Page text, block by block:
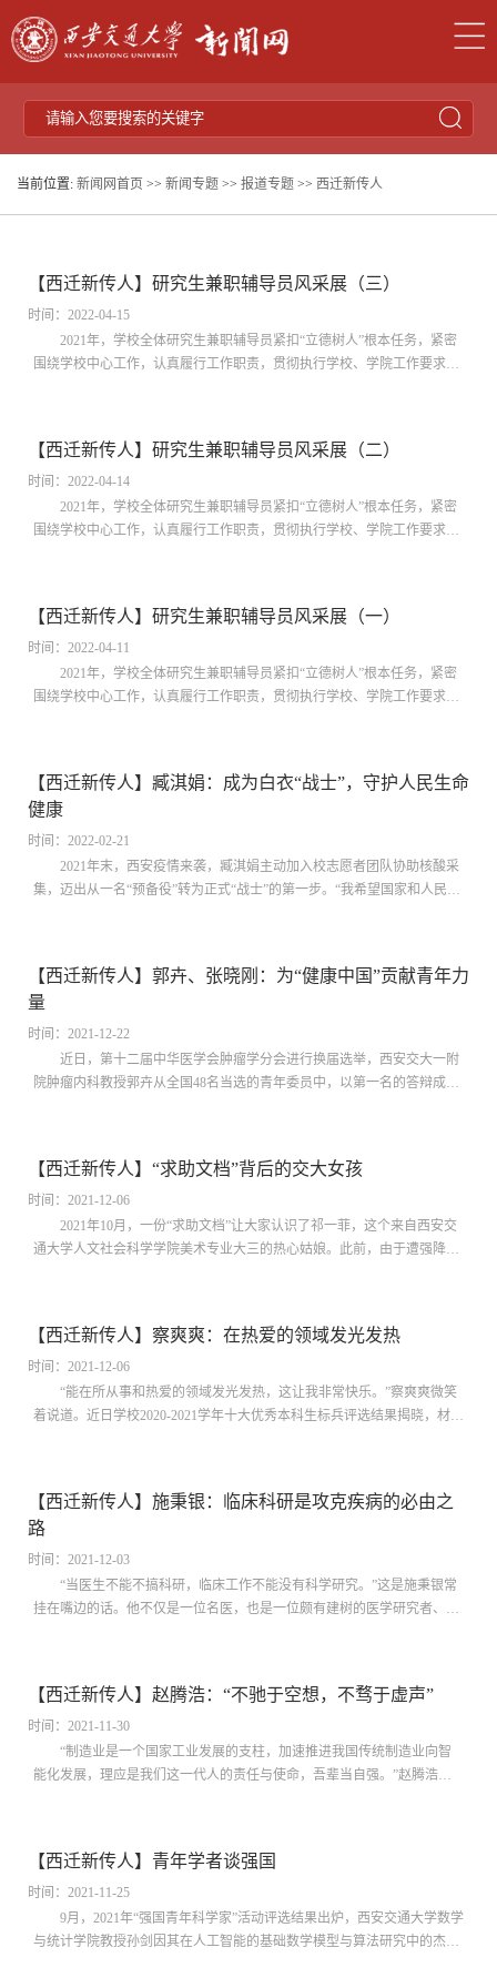
当前位置: 新闻网首页 >> 新闻专题 >> 报道专题 >> 西迁新传人
【西迁新传人】研究生兼职辅导员风采展（三）
时间：2022-04-15
2021年，学校全体研究生兼职辅导员紧扣“立德树人”根本任务，紧密
围绕学校中心工作，认真履行工作职责，贯彻执行学校、学院工作要求与
研究生兼职辅导员队伍建设，着力提升思想水平、政治觉悟和工作能力，
特展示优秀人物...
【西迁新传人】研究生兼职辅导员风采展（二）
时间：2022-04-14
2021年，学校全体研究生兼职辅导员紧扣“立德树人”根本任务，紧密
围绕学校中心工作，认真履行工作职责，贯彻执行学校、学院工作要求与
研究生兼职辅导员队伍建设，着力提升思想水平、政治觉悟和工作能力，
特展示优秀人物...
【西迁新传人】研究生兼职辅导员风采展（一）
时间：2022-04-11
2021年，学校全体研究生兼职辅导员紧扣“立德树人”根本任务，紧密
围绕学校中心工作，认真履行工作职责，贯彻执行学校、学院工作要求与
研究生兼职辅导员队伍建设，着力提升思想水平、政治觉悟和工作能力，
特展示优秀人物...
【西迁新传人】臧淇娟：成为白衣“战士”，守护人民生命
健康
时间：2022-02-21
2021年末，西安疫情来袭，臧淇娟主动加入校志愿者团队协助核酸采
集，迈出从一名“预备役”转为正式“战士”的第一步。“我希望国家和人民有
年获得规培专业第一名，46门课程超过90分，主持并参与了3项国家级大
学生创...
【西迁新传人】郭卉、张晓刚：为“健康中国”贡献青年力
量
时间：2021-12-22
近日，第十二届中华医学会肿瘤学分会进行换届选举，西安交大一附
院肿瘤内科教授郭卉从全国48名当选的青年委员中，以第一名的答辩成绩
学分会青年委员，是一附院继刘昌教授之后第二位当选的中华医学会二级
学科分会青年委员...
【西迁新传人】“求助文档”背后的交大女孩
时间：2021-12-06
2021年10月，一份“求助文档”让大家认识了祁一菲，这个来自西安交
通大学人文社会科学学院美术专业大三的热心姑娘。此前，由于遭强降雨
长。追求美、创造美“美是一种很主观的表达，每个人对于美的评判是不
一致的。”对于美...
【西迁新传人】察爽爽：在热爱的领域发光发热
时间：2021-12-06
“能在所从事和热爱的领域发光发热，这让我非常快乐。”察爽爽微笑
着说道。近日学校2020-2021学年十大优秀本科生标兵评选结果揭晓，材料
能减排与科学竞赛中分别获得国家一等奖，在大学生创新实验竞赛中获得
西北赛区一等奖...
【西迁新传人】施秉银：临床科研是攻克疾病的必由之
路
时间：2021-12-03
“当医生不能不搞科研，临床工作不能没有科学研究。”这是施秉银常
挂在嘴边的话。他不仅是一位名医，也是一位颇有建树的医学研究者、探
一等奖。“这个项目历时20余年。当初施秉银教授带领我们进行此项研
究，就是因为Gra...
【西迁新传人】赵腾浩：“不驰于空想，不骛于虚声”
时间：2021-11-30
“制造业是一个国家工业发展的支柱，加速推进我国传统制造业向智
能化发展，理应是我们这一代人的责任与使命，吾辈当自强。”赵腾浩如
化专业10门核心课程，大学前三年22门课程满绩，43门90分以上，获得
HIWIN优秀学生菁英...
【西迁新传人】青年学者谈强国
时间：2021-11-25
9月，2021年“强国青年科学家”活动评选结果出炉，西安交通大学数学
与统计学院教授孙剑因其在人工智能的基础数学模型与算法研究中的杰出